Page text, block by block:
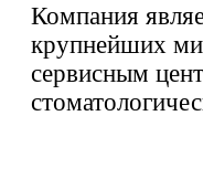
Компания
крупнейших
сервисным